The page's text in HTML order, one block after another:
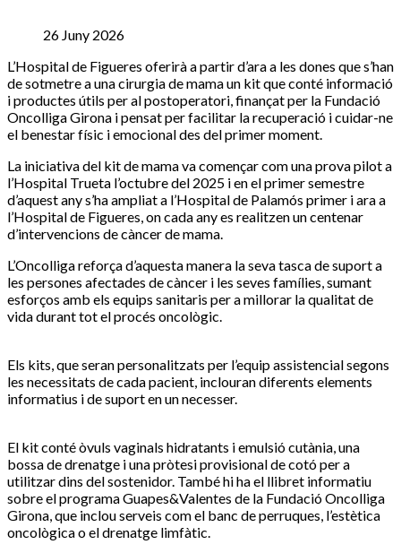
26 Juny 2026
L’Hospital de Figueres oferirà a partir d’ara a les dones que s’han
de sotmetre a una cirurgia de mama un kit que conté informació
i productes útils per al postoperatori, finançat per la Fundació
Oncolliga Girona i pensat per facilitar la recuperació i cuidar-ne
el benestar físic i emocional des del primer moment.
La iniciativa del kit de mama va començar com una prova pilot a
l’Hospital Trueta l’octubre del 2025 i en el primer semestre
d’aquest any s’ha ampliat a l’Hospital de Palamós primer i ara a
l’Hospital de Figueres, on cada any es realitzen un centenar
d’intervencions de càncer de mama.
L’Oncolliga reforça d’aquesta manera la seva tasca de suport a
les persones afectades de càncer i les seves famílies, sumant
esforços amb els equips sanitaris per a millorar la qualitat de
vida durant tot el procés oncològic.
Els kits, que seran personalitzats per l’equip assistencial segons
les necessitats de cada pacient, inclouran diferents elements
informatius i de suport en un necesser.
El kit conté òvuls vaginals hidratants i emulsió cutània, una
bossa de drenatge i una pròtesi provisional de cotó per a
utilitzar dins del sostenidor. També hi ha el llibret informatiu
sobre el programa Guapes&Valentes de la Fundació Oncolliga
Girona, que inclou serveis com el banc de perruques, l’estètica
oncològica o el drenatge limfàtic.